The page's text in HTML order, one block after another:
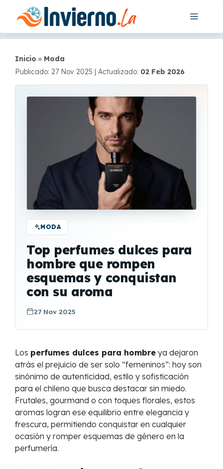
contenido
Menú
Inicio » Moda
Publicado: 27 Nov 2025 | Actualizado: 02 Feb 2026
MODA
Top perfumes dulces para
hombre que rompen
esquemas y conquistan
con su aroma
27 Nov 2025
Los perfumes dulces para hombre ya dejaron
atrás el prejuicio de ser solo “femeninos”: hoy son
sinónimo de autenticidad, estilo y sofisticación
para el chileno que busca destacar sin miedo.
Frutales, gourmand o con toques florales, estos
aromas logran ese equilibrio entre elegancia y
frescura, permitiendo conquistar en cualquier
ocasión y romper esquemas de género en la
perfumería.